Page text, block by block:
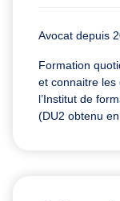
Avocat depuis
Formation
et connaitre les
l’Institut de
(DU2 obtenu